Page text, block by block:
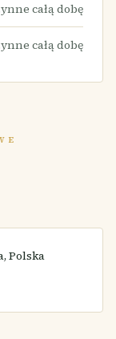
całą dobę
całą dobę
Polska